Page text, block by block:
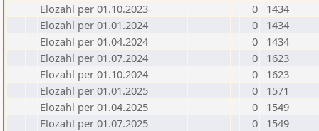
Elozahl per 01.10.2023
0
1434
Elozahl per 01.01.2024
0
1434
Elozahl per 01.04.2024
0
1434
Elozahl per 01.07.2024
0
1623
Elozahl per 01.10.2024
0
1623
Elozahl per 01.01.2025
0
1571
Elozahl per 01.04.2025
0
1549
Elozahl per 01.07.2025
0
1549